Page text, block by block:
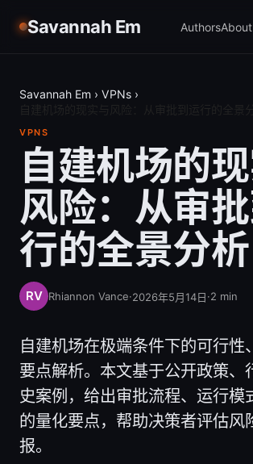
Savannah Em Authors
Savannah Em › VPNs ›
VPNS
自建机场的
风险：从审
行的全景分析
Rhiannon Vance·2026年5月14日·2 min
自建机场在极端条件下的可行性
要点解析。本文基于公开政策、
史案例，给出审批流程、运行模
的量化要点，帮助决策者评估风
报。